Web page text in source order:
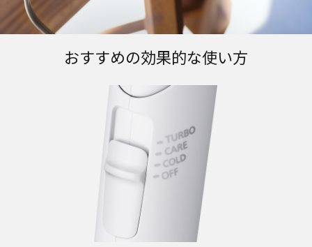
おすすめの効果的な使い方